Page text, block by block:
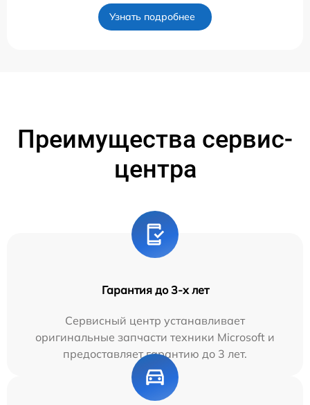
Узнать подробнее
Преимущества сервис-
центра
Гарантия до 3-х лет
Сервисный центр устанавливает
оригинальные запчасти техники Microsoft и
предоставляет гарантию до 3 лет.